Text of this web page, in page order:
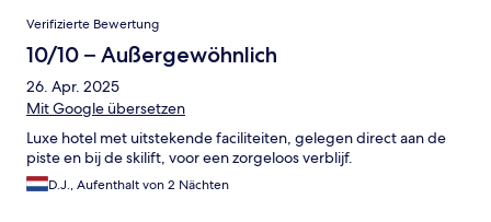
Bewertungen
Verifizierte Bewertung
10/10 – Außergewöhnlich
26. Apr. 2025
Mit Google übersetzen
Luxe hotel met uitstekende faciliteiten, gelegen direct aan de
piste en bij de skilift, voor een zorgeloos verblijf.
D.J., Aufenthalt von 2 Nächten